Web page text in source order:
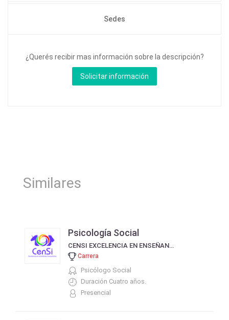
Sedes
¿Querés recibir mas información sobre la descripción?
Similares
Psicología Social
CENSI EXCELENCIA EN ENSEÑANZA HUMANÍSTICA
Carrera
Psicólogo Social
Duración Cuatro años.
Presencial